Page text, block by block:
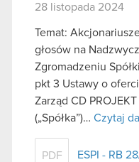
28 listopada 2024
Temat:
głosów na
Zgromadzeniu
pkt 3 Ustawy o
Zarząd CD
(„Spółka”)… Czytaj
PDF ESPI - RB